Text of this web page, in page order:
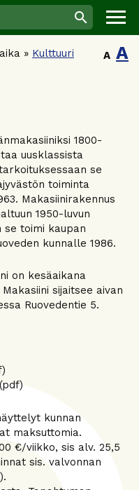
» Kulttuuri
A A
1800-
uusklassista
se
toiminta
Makasiinirakennus
1950-luvun
se toimi kaupan
kunnalle 1986.
on kesäaikana
sijaitsee aivan
Ruovedentie 5.
(pdf)
kunnan
maksuttomia.
€/viikko, sis alv. 25,5
sis. valvonnan